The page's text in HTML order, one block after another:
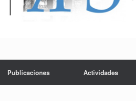
Publicaciones Actividades